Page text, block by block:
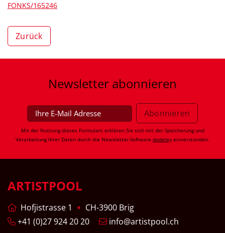
FONKS/165246
Zurück
Newsletter abonnieren
Mit der Nutzung dieses Formulars erklären Sie sich mit der Speicherung und
Verarbeitung Ihrer Daten durch die Newsletter-Software dodeley einverstanden.
ARTISTPOOL
Hofjistrasse 1
CH-3900 Brig
+41 (0)27 924 20 20
info@artistpool.ch